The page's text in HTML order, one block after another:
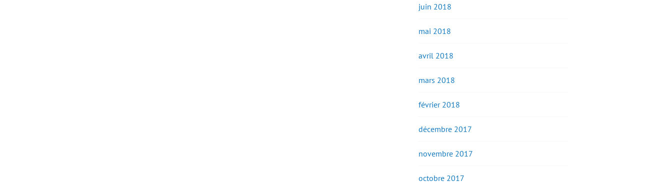
juin 2018
mai 2018
avril 2018
mars 2018
février 2018
décembre 2017
novembre 2017
octobre 2017